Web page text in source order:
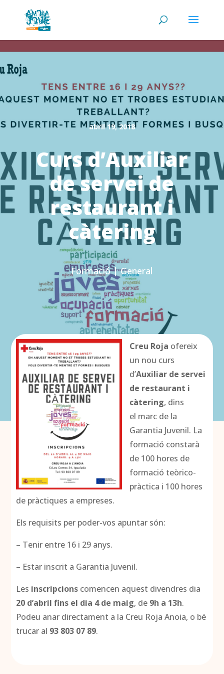
abril 19, 2018
Curs d’Auxiliar
de servei de
restaurant i
càtering
Formació|General
Creu Roja ofereix
un nou curs
d’Auxiliar de servei
de restaurant i
càtering, dins
el marc de la
Garantia Juvenil. La
formació constarà
de 100 hores de
formació teòrico-
pràctica i 100 hores
de pràctiques a empreses.
Els requisits per poder-vos apuntar són:
– Tenir entre 16 i 29 anys.
– Estar inscrit a Garantia Juvenil.
Les inscripcions comencen aquest divendres dia
20 d’abril fins el dia 4 de maig, de 9h a 13h.
Podeu anar directament a la Creu Roja Anoia, o bé
trucar al 93 803 07 89.